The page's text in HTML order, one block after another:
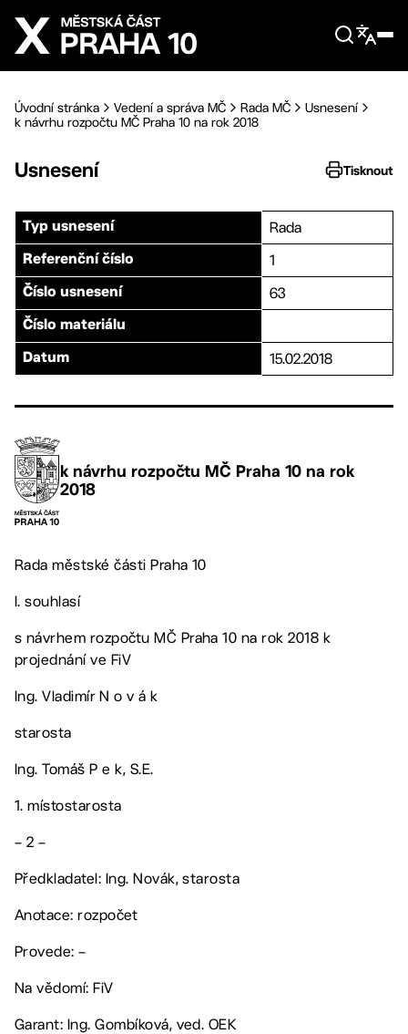
Přejít na hlavní obsah
Úvodní stránka Vedení a správa MČ Rada MČ
Usnesení
k návrhu rozpočtu MČ Praha 10 na rok 2018
Usnesení Tisknout
Typ usnesení Rada
Referenční číslo 1
Číslo usnesení 63
Číslo materiálu
Datum 15.02.2018
k návrhu rozpočtu MČ Praha 10 na rok
2018
Rada městské části Praha 10
I. souhlasí
s návrhem rozpočtu MČ Praha 10 na rok 2018 k
projednání ve FiV
Ing. Vladimír N o v á k
starosta
Ing. Tomáš P e k, S.E.
1. místostarosta
– 2 –
Předkladatel: Ing. Novák, starosta
Anotace: rozpočet
Provede: –
Na vědomí: FiV
Garant: Ing. Gombíková, ved. OEK